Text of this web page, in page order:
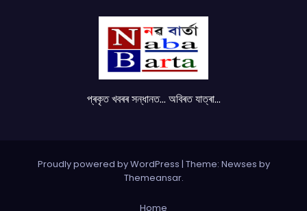
প্ৰকৃত খবৰৰ সন্ধানত... অবিৰত যাত্ৰা...
Proudly powered by WordPress | Theme: Newses by
Themeansar.
Home